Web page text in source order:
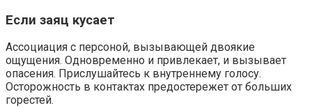
Если заяц кусает
Ассоциация с персоной, вызывающей двоякие
ощущения. Одновременно и привлекает, и вызывает
опасения. Прислушайтесь к внутреннему голосу.
Осторожность в контактах предостережет от больших
горестей.